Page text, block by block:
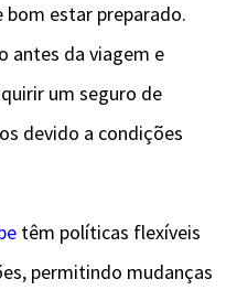
bom estar preparado.
antes da viagem e
um seguro de
devido a condições
têm políticas flexíveis
permitindo mudanças